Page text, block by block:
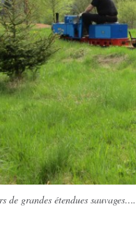
de grandes étendues sauvages….